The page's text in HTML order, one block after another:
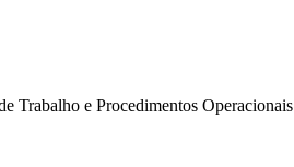
Trabalho e Procedimentos Operacionais